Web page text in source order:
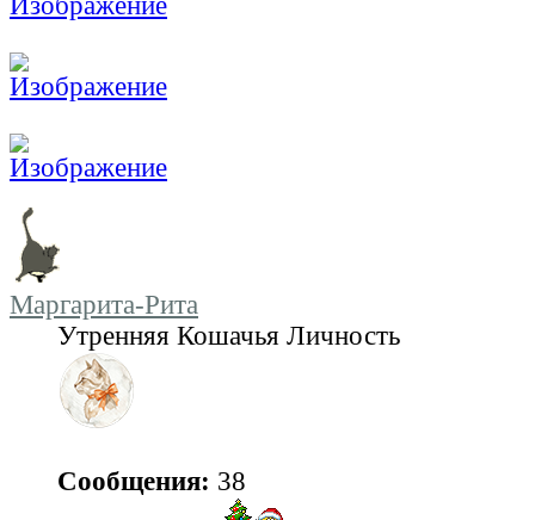
Маргарита-Рита
Утренняя Кошачья Личность
Сообщения: 38